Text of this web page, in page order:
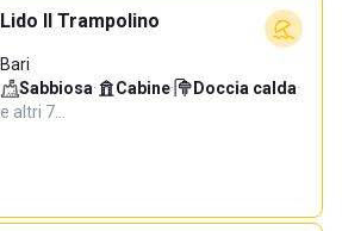
Lido Il Trampolino
Bari
Sabbiosa· Cabine· Doccia calda·
e altri 7…